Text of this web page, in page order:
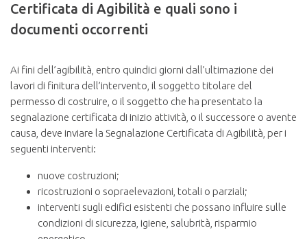
Certificata di Agibilità e quali sono i
documenti occorrenti
Ai fini dell’agibilità, entro quindici giorni dall’ultimazione dei
lavori di finitura dell’intervento, il soggetto titolare del
permesso di costruire, o il soggetto che ha presentato la
segnalazione certificata di inizio attività, o il successore o avente
causa, deve inviare la Segnalazione Certificata di Agibilità, per i
seguenti interventi:
nuove costruzioni;
ricostruzioni o sopraelevazioni, totali o parziali;
interventi sugli edifici esistenti che possano influire sulle
condizioni di sicurezza, igiene, salubrità, risparmio